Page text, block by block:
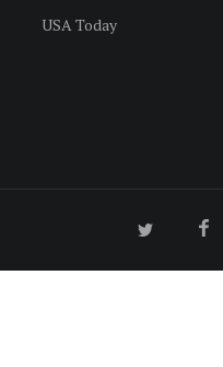
USA Today